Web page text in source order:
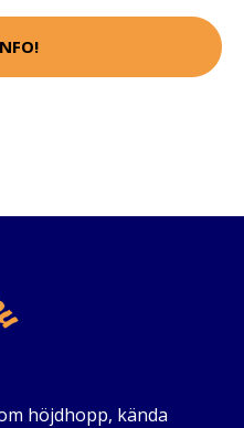
höjdhopp, kända